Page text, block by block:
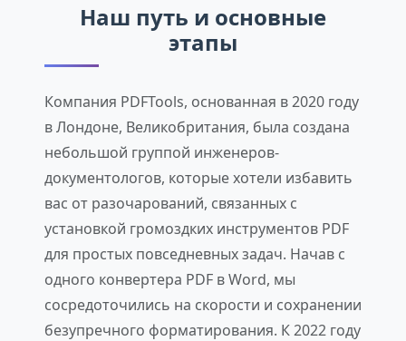
Наш путь и основные
этапы
Компания PDFTools, основанная в 2020 году
в Лондоне, Великобритания, была создана
небольшой группой инженеров-
документологов, которые хотели избавить
вас от разочарований, связанных с
установкой громоздких инструментов PDF
для простых повседневных задач. Начав с
одного конвертера PDF в Word, мы
сосредоточились на скорости и сохранении
безупречного форматирования. К 2022 году